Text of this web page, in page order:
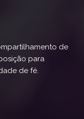
de
para
de fé.